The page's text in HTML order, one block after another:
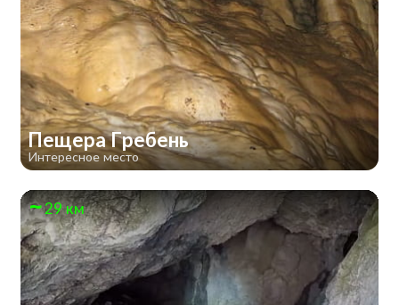
Пещера Гребень
Интересное место
29 км